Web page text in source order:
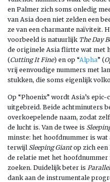
en Palmer zich soms onledig
van Asia doen niet zelden een
ze van een charmante naïviteit.
voorbeeld is natuurlijk The Day
de originele Asia flirtte wat met
(Cutting It Fine) en op “Alpha” (
vrij eenvoudige nummers met
stukken, die soms eigenlijk
Op “Phoenix” wordt Asia’s
uitgebreid. Beide achtminuters
overkoepelende naam, zodat
de lucht is. Van de twee is
minste: het hoofdnummer is
terwijl Sleeping Giantop zich een
de relatie met het
zoeken. Duidelijk beter is
dank aan de instrumentale